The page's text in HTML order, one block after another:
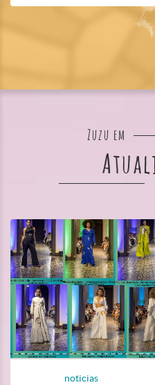
Zuzu em
noticias